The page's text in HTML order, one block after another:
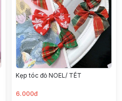
Kẹp tóc đỏ NOEL/ TẾT
6.000đ